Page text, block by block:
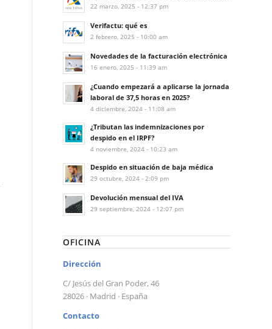
22 marzo, 2025 - 12:37 pm
Verifactu: qué es
2 febrero, 2025 - 10:00 am
Novedades de la facturación electrónica
16 enero, 2025 - 11:39 am
¿Cuando empezará a aplicarse la jornada
laboral de 37,5 horas en 2025?
4 diciembre, 2024 - 11:08 am
¿Tributan las indemnizaciones por
despido en el IRPF?
4 noviembre, 2024 - 10:23 am
Despido en situación de baja médica
29 octubre, 2024 - 2:09 pm
Devolución mensual del IVA
29 septiembre, 2024 - 12:07 pm
OFICINA
Dirección
C/ Jesús del Gran Poder, 46
28026 · Madrid · España
Contacto